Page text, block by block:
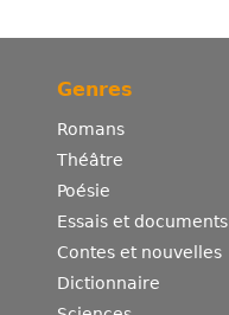
Genres
Romans
Théâtre
Poésie
Essais et documents
Contes et nouvelles
Dictionnaire